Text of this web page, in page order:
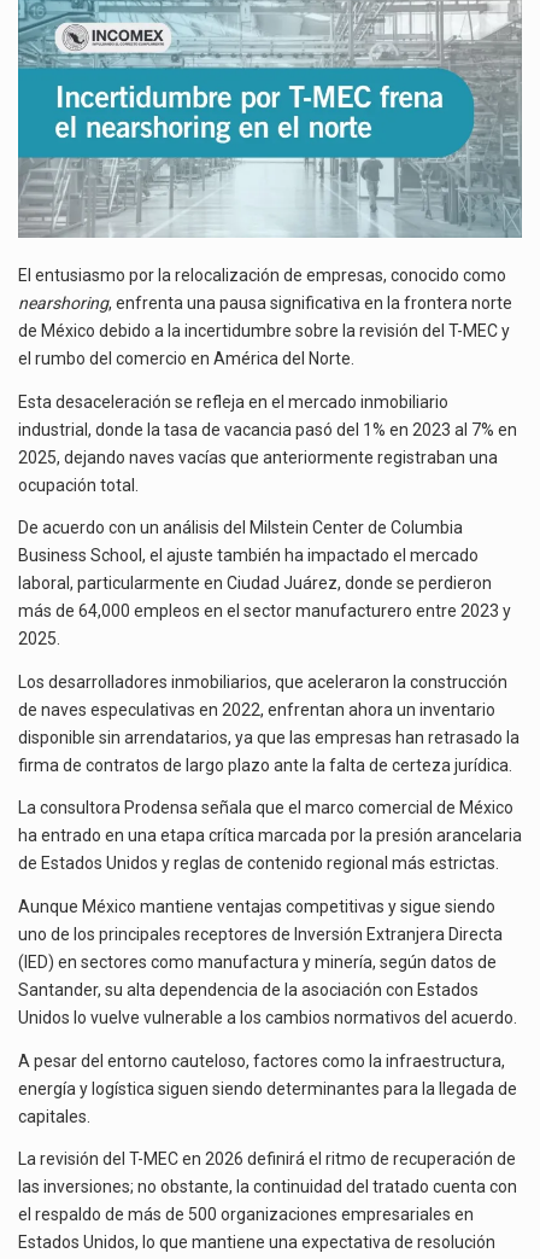
El Departamento de Agricultura de Estados Unidos (USDA) suspendió el 5 de agosto de 2026…
EN
EL
NORTE
El entusiasmo por la relocalización de empresas, conocido como
nearshoring, enfrenta una pausa significativa en la frontera norte
de México debido a la incertidumbre sobre la revisión del T-MEC y
el rumbo del comercio en América del Norte.
Esta desaceleración se refleja en el mercado inmobiliario
industrial, donde la tasa de vacancia pasó del 1% en 2023 al 7% en
2025, dejando naves vacías que anteriormente registraban una
ocupación total.
De acuerdo con un análisis del Milstein Center de Columbia
Business School, el ajuste también ha impactado el mercado
laboral, particularmente en Ciudad Juárez, donde se perdieron
más de 64,000 empleos en el sector manufacturero entre 2023 y
2025.
Los desarrolladores inmobiliarios, que aceleraron la construcción
de naves especulativas en 2022, enfrentan ahora un inventario
disponible sin arrendatarios, ya que las empresas han retrasado la
firma de contratos de largo plazo ante la falta de certeza jurídica.
La consultora Prodensa señala que el marco comercial de México
ha entrado en una etapa crítica marcada por la presión arancelaria
de Estados Unidos y reglas de contenido regional más estrictas.
Aunque México mantiene ventajas competitivas y sigue siendo
uno de los principales receptores de Inversión Extranjera Directa
(IED) en sectores como manufactura y minería, según datos de
Santander, su alta dependencia de la asociación con Estados
Unidos lo vuelve vulnerable a los cambios normativos del acuerdo.
A pesar del entorno cauteloso, factores como la infraestructura,
energía y logística siguen siendo determinantes para la llegada de
capitales.
La revisión del T-MEC en 2026 definirá el ritmo de recuperación de
las inversiones; no obstante, la continuidad del tratado cuenta con
el respaldo de más de 500 organizaciones empresariales en
Estados Unidos, lo que mantiene una expectativa de resolución